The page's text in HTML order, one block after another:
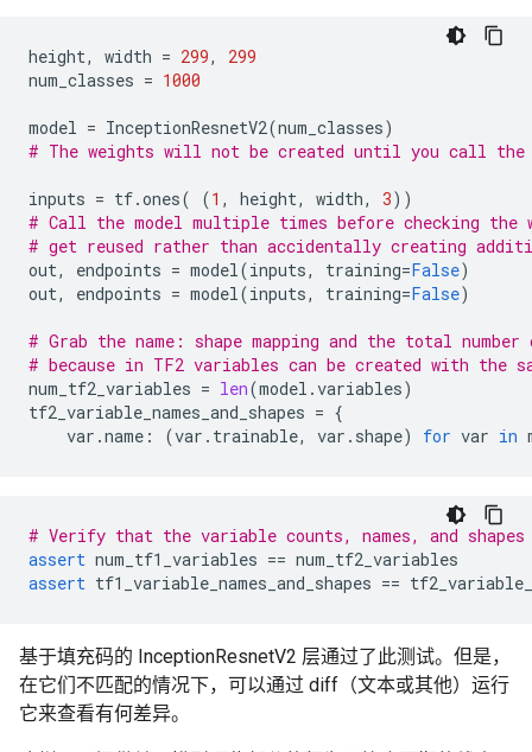
height, width = 299,
299
num_classes = 1000
model = InceptionResnetV2(num_classes)
# The weights will not be created until you call the
inputs = tf.ones( (1 , height, width, 3))
# Call the model multiple times before checking
# get reused rather than accidentally creating
out, endpoints = model(inputs, training=False)
out, endpoints = model(inputs, training=False)
# Grab the name: shape mapping and the total
# because in TF2 variables can be created with the
num_tf2_variables = len(model .variables)
tf2_variable_names_and_shapes = {
var .name : (var . trainable, var . shape) for var in
# Verify that the variable counts, names, and
assert num_tf1_variables == num_tf2_variables
assert tf1_variable_names_and_shapes ==
基于填充码的 InceptionResnetV2 层通过了此测试。但是，
在它们不匹配的情况下，可以通过 diff（文本或其他）运行
它来查看有何差异。